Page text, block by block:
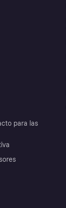
para las